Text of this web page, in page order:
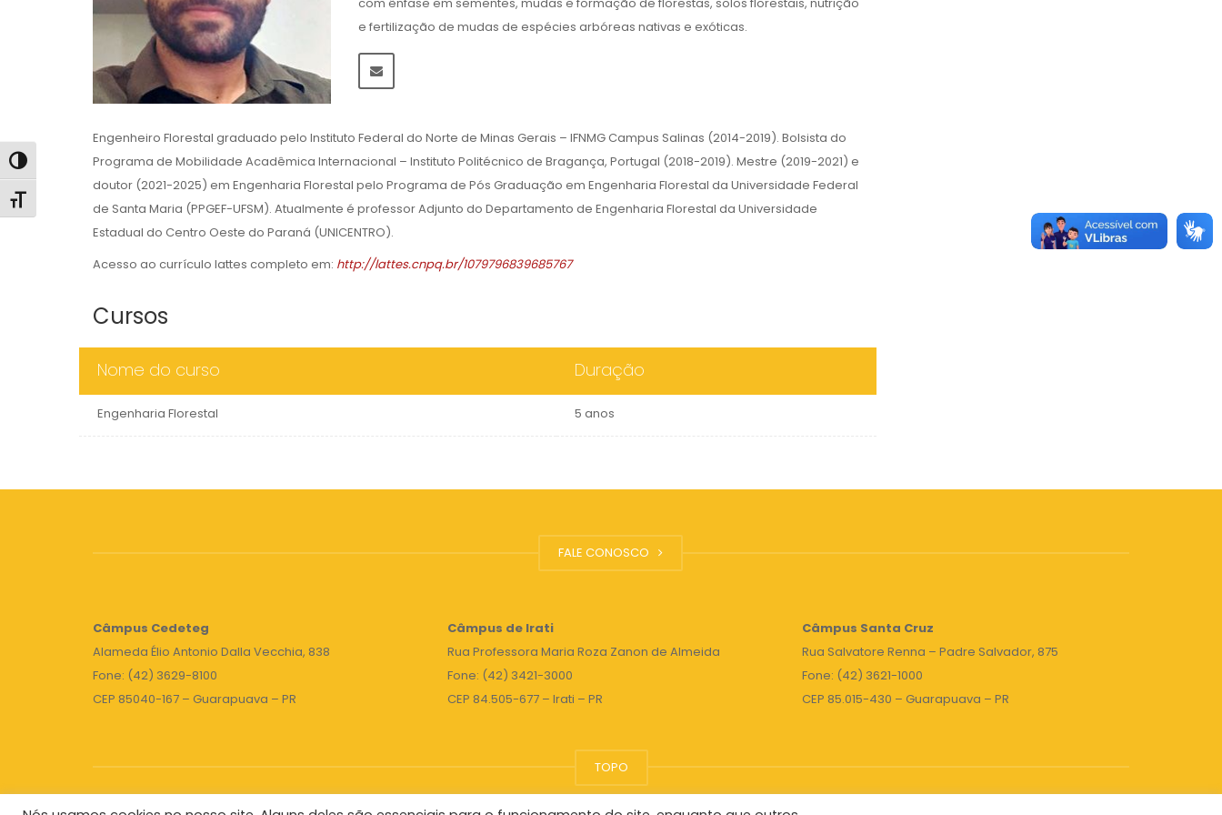
Alternar alto contraste
Alternar tamanho da fonte
e fertilização de mudas de espécies arbóreas nativas e exóticas.
Engenheiro Florestal graduado pelo Instituto Federal do Norte de Minas Gerais – IFNMG Campus Salinas (2014-2019). Bolsista do
Programa de Mobilidade Acadêmica Internacional – Instituto Politécnico de Bragança, Portugal (2018-2019). Mestre (2019-2021) e
doutor (2021-2025) em Engenharia Florestal pelo Programa de Pós Graduação em Engenharia Florestal da Universidade Federal
de Santa Maria (PPGEF-UFSM). Atualmente é professor Adjunto do Departamento de Engenharia Florestal da Universidade
Estadual do Centro Oeste do Paraná (UNICENTRO).
Acesso ao currículo lattes completo em: http://lattes.cnpq.br/1079796839685767
Cursos
Nome do curso Duração
Engenharia Florestal 5 anos
FALE CONOSCO
Câmpus Cedeteg
Alameda Élio Antonio Dalla Vecchia, 838
Fone: (42) 3629-8100
CEP 85040-167 – Guarapuava – PR
Câmpus de Irati
Rua Professora Maria Roza Zanon de Almeida
Fone: (42) 3421-3000
CEP 84.505-677 – Irati – PR
Câmpus Santa Cruz
Rua Salvatore Renna – Padre Salvador, 875
Fone: (42) 3621-1000
CEP 85.015-430 – Guarapuava – PR
TOPO